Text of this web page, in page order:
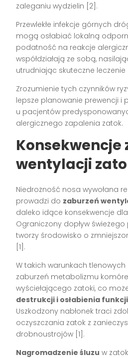
zaleganiu wydzielin [2].
Przewlekłe infekcje górnych
mogą osłabiać lokalną
podatność na reakcje
współdziałają ze sobą,
utrudniając skuteczne leczenie
Zrozumienie tych czynników
lepsze planowanie prewencji i
u pacjentów
alergicznego zapalenia zatok.
Konsekwencje
wentylacji
Niedrożność nosa wywołana
prowadzi do zaburzeń
daleko idące konsekwencje
Ograniczony dopływ
tworzy środowisko o
[1].
W takich warunkach
zaburzeń metabolizmu
wyściełającego zatoki, co
destrukcji i osłabienia
Uszkodzony nabłonek traci
oczyszczania zatok z
drobnoustrojów [1].
Nagromadzenie śluzu w